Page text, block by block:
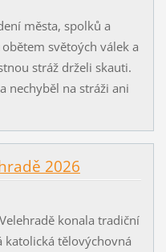
města, spolků a
světoých válek a
stráž drželi skauti.
nechyběl na stráži ani
2026
konala tradiční
katolická tělovýchovná